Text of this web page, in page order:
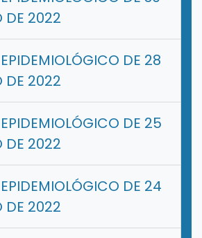
DE 2022
DE 28
DE 2022
DE 25
DE 2022
DE 24
DE 2022